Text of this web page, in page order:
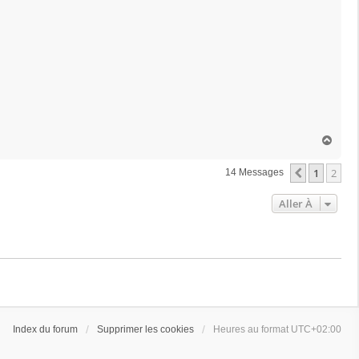
u
t
14 Messages 1 2
Aller À
Index du forum Supprimer les cookies Heures au format UTC+02:00